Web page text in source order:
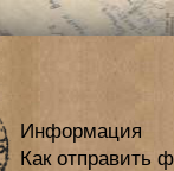
Информация
Как отправить